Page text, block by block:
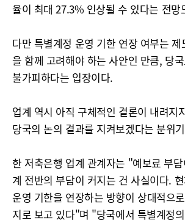
율이 최대 27.3% 인상될 수 있다는 전망
다만 특별계정 운영 기한 연장 여부는
을 함께 고려해야 하는 사안인 만큼, 당
불가피하다는 입장이다.
업계 역시 아직 구체적인 결론이 내려지
당국의 논의 결과를 지켜보겠다는 분위
한 저축은행 업계 관계자는 "예보료 부
계 전반의 부담이 커지는 건 사실이다.
운영 기한을 연장하는 방향이 상대적으
지로 보고 있다"며 "당국에서 특별계정